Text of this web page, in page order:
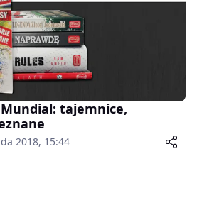
tajemnice,
2018, 15:44